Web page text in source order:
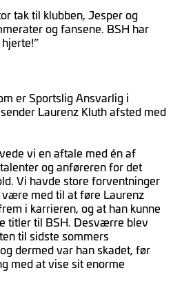
tak til klubben, Jesper og
og fansene. BSH har
er Sportslig Ansvarlig i
Laurenz Kluth afsted med
vi en aftale med én af
og anføreren for det
Vi havde store forventninger
være med til at føre Laurenz
i karrieren, og at han kunne
titler til BSH. Desværre blev
til sidste sommers
dermed var han skadet, før
med at vise sit enorme